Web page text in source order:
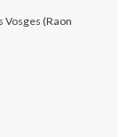
Vosges (Raon